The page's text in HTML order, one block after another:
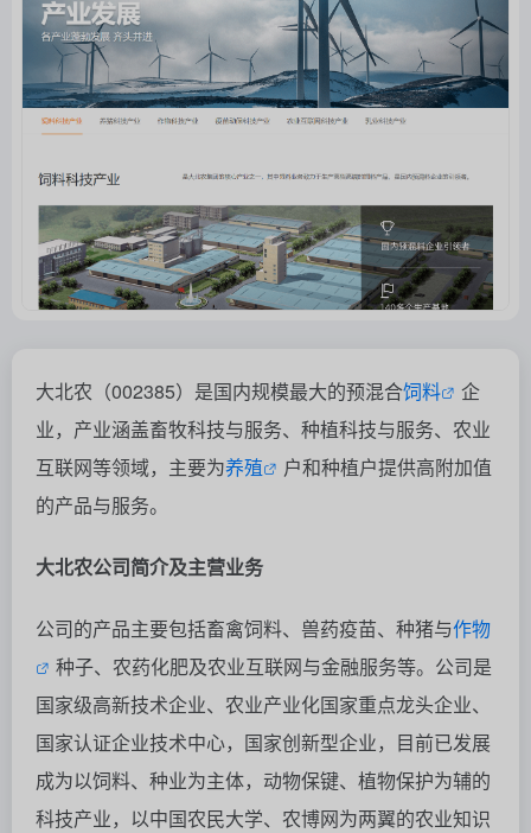
大北农（002385）是国内规模最大的预混合饲料
企
业，产业涵盖畜牧科技与服务、种植科技与服务、农业
互联网等领域，主要为养殖
户和种植户提供高附加值
的产品与服务。
大北农公司简介及主营业务
公司的产品主要包括畜禽饲料、兽药疫苗、种猪与作物
种子、农药化肥及农业互联网与金融服务等。公司是
国家级高新技术企业、农业产业化国家重点龙头企业、
国家认证企业技术中心，国家创新型企业，目前已发展
成为以饲料、种业为主体，动物保键、植物保护为辅的
科技产业，以中国农民大学、农博网为两翼的农业知识